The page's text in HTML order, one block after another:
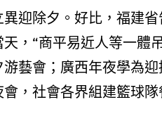
迎除夕。好比，福建
，“商平易近人等一體
藝會；廣西年夜學為
，社會各界組建籃球